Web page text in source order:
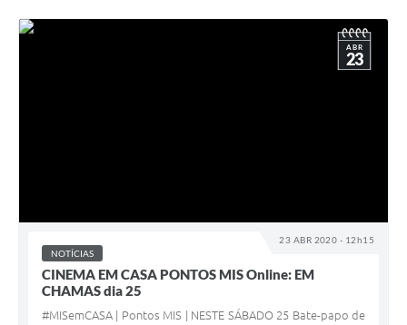
23 ABR 2020 - 12h15
ABR
23
NOTÍCIAS
CINEMA EM CASA PONTOS MIS Online: EM
CHAMAS dia 25
#MISemCASA | Pontos MIS | NESTE SÁBADO 25 Bate-papo de